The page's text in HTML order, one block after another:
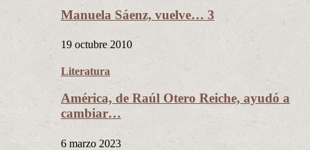
Manuela Sáenz, vuelve… 3
19 octubre 2010
Literatura
América, de Raúl Otero Reiche, ayudó a
cambiar…
6 marzo 2023